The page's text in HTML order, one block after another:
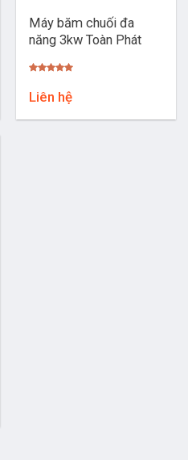
Máy băm chuối đa
năng 3kw Toàn Phát
5.00
5 sao
Liên hệ